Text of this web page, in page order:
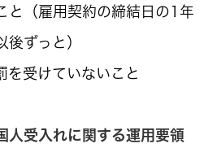
と（雇用契約の締結日の1年
ずっと）
を受けていないこと
人受入れに関する運用要領